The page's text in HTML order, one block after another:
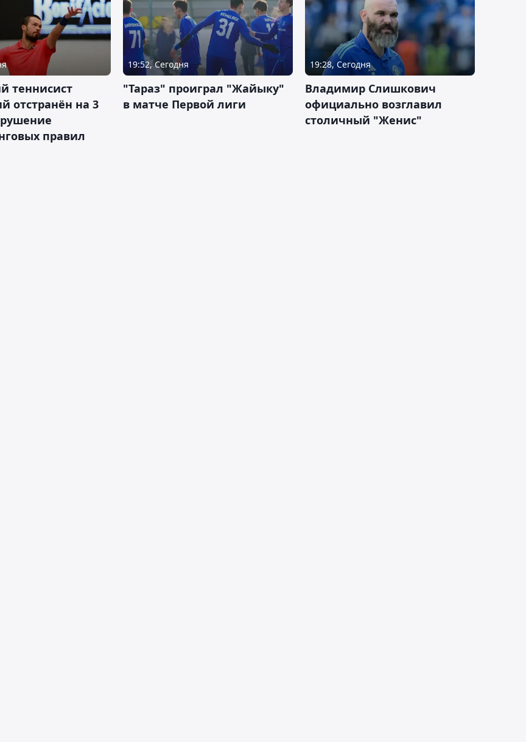
теннисист
отстранён на 3
правил
19:52, Сегодня
"Тараз" проиграл "Жайыку"
в матче Первой лиги
19:28, Сегодня
Владимир Слишкович
официально возглавил
столичный "Женис"